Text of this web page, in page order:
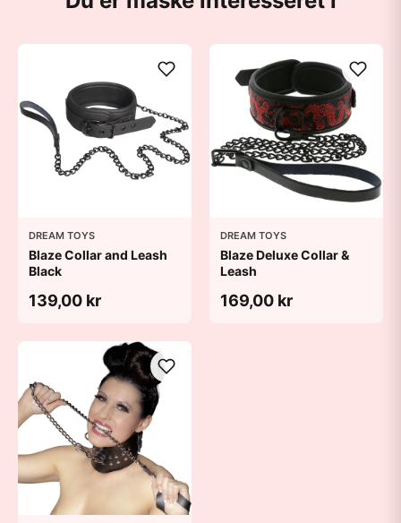
DREAM TOYS
Blaze Collar and Leash
Black
139,00 kr
DREAM TOYS
Blaze Deluxe Collar &
Leash
169,00 kr